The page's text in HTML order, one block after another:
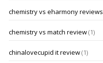
chemistry vs eharmony reviews
chemistry vs match review(1)
chinalovecupid it review(1)